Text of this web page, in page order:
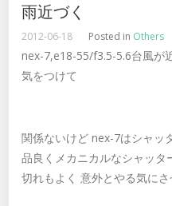
雨近づく
2012-06-18 Posted in Others
nex-7,e18-55/f3.5-5.6台風が
気をつけて
関係ないけど nex-7はシャッ
品良くメカニカルなシャッタ
切れもよく 意外とやる気に